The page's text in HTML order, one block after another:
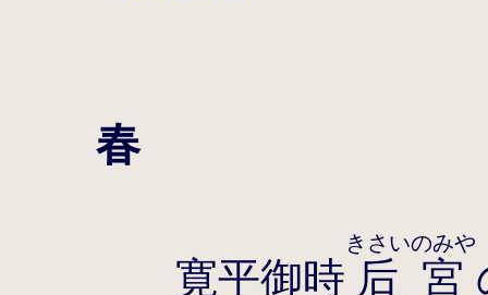
春
寛平御時 后宮
きさいのみや